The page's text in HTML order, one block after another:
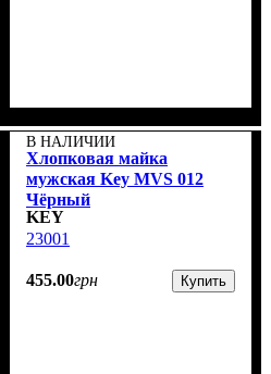
В НАЛИЧИИ
Хлопковая майка
мужская Key MVS 012
Чёрный
KEY
23001
455.00грн Купить